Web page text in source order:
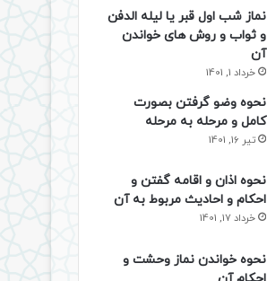
نماز شب اول قبر یا لیله الدفن
و ثواب و روش های خواندن
آن
خرداد 1, 1401
نحوه وضو گرفتن بصورت
کامل و مرحله به مرحله
تیر 16, 1401
نحوه اذان و اقامه گفتن و
احکام و احادیث مربوط به آن
خرداد 17, 1401
نحوه خواندن نماز وحشت و